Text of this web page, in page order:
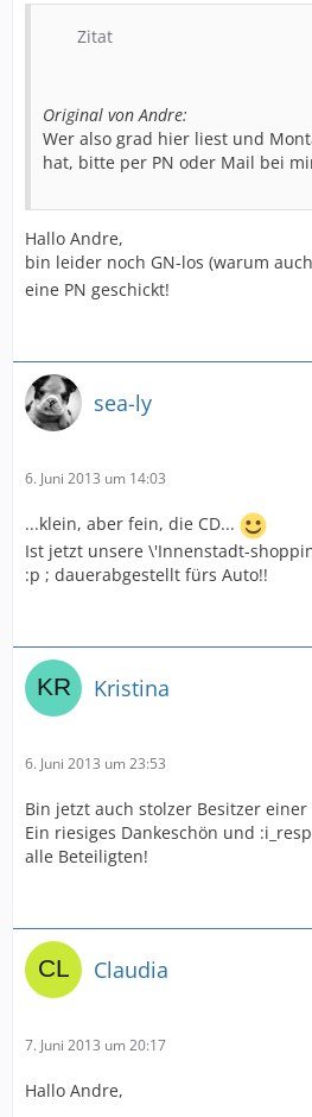
Zitat
Original von Andre:
Wer also grad hier liest und
hat, bitte per PN oder Mail bei
Hallo Andre,
bin leider noch GN-los (warum
eine PN geschickt!
sea-ly
6. Juni 2013 um 14:03
...klein, aber fein, die CD...
Ist jetzt unsere \'Innenstadt-
:p ; dauerabgestellt fürs Auto!!
Kristina
6. Juni 2013 um 23:53
Bin jetzt auch stolzer Besitzer
Ein riesiges Dankeschön und
alle Beteiligten!
Claudia
7. Juni 2013 um 20:17
Hallo Andre,